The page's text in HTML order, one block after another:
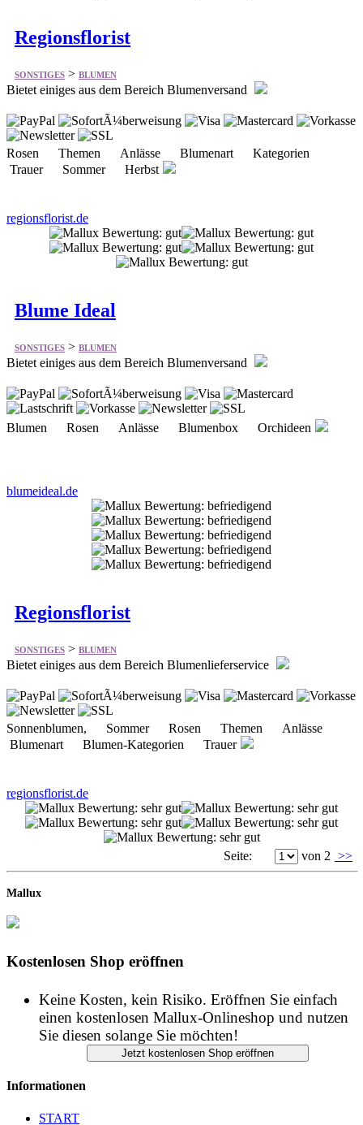
Regionsflorist
SONSTIGES > BLUMEN
Bietet einiges aus dem Bereich Blumenversand
Rosen Themen Anlässe Blumenart Kategorien
Trauer Sommer Herbst
regionsflorist.de
Blume Ideal
SONSTIGES > BLUMEN
Bietet einiges aus dem Bereich Blumenversand
Blumen Rosen Anlässe Blumenbox Orchideen
blumeideal.de
Regionsflorist
SONSTIGES > BLUMEN
Bietet einiges aus dem Bereich Blumenlieferservice
Sonnenblumen, Sommer Rosen Themen Anlässe
Blumenart Blumen-Kategorien Trauer
regionsflorist.de
Seite: von 2 >>
Mallux
Kostenlosen Shop eröffnen
Keine Kosten, kein Risiko. Eröffnen Sie einfach
einen kostenlosen Mallux-Onlineshop und nutzen
Sie diesen solange Sie möchten!
Informationen
START